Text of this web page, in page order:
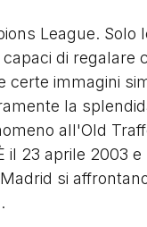
League. Solo
di regalare
certe immagini
la
all'Old
il 23 aprile 2003
si